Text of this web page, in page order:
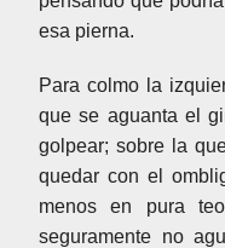
esa pierna.
Para colmo la
que se aguanta el
golpear; sobre la
quedar con el
menos en pura
seguramente no